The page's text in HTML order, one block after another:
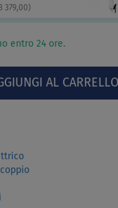
379,00)
entro 24 ore.